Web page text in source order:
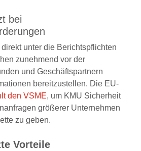
bei
unter die Berichtspflichten
zunehmend vor der
und Geschäftspartnern
bereitzustellen. Die EU-
den VSME, um KMU Sicherheit
größerer Unternehmen
zu geben.
Vorteile